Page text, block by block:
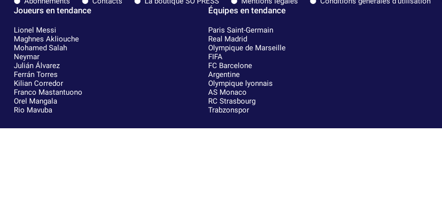
Joueurs en tendance
Lionel Messi
Maghnes Akliouche
Mohamed Salah
Neymar
Julián Álvarez
Ferrán Torres
Kilian Corredor
Franco Mastantuono
Orel Mangala
Rio Mavuba
Équipes en tendance
Paris Saint-Germain
Real Madrid
Olympique de Marseille
FIFA
FC Barcelone
Argentine
Olympique lyonnais
AS Monaco
RC Strasbourg
Trabzonspor